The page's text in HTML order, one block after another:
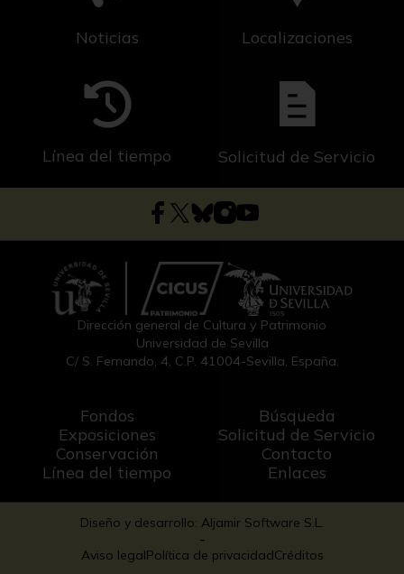
Noticias Localizaciones
Línea del tiempo Solicitud de Servicio
Dirección general de Cultura y Patrimonio
Universidad de Sevilla
C/ S. Fernando, 4, C.P. 41004-Sevilla, España.
Fondos
Exposiciones
Conservación
Línea del tiempo
Búsqueda
Solicitud de Servicio
Contacto
Enlaces
Diseño y desarrollo: Aljamir Software S.L.
-
Aviso legalPolítica de privacidadCréditos